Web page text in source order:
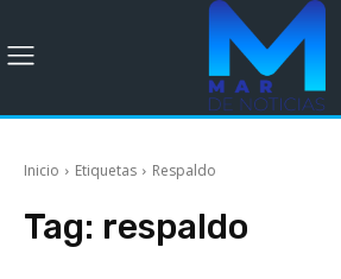
Inicio Etiquetas Respaldo
Tag: respaldo